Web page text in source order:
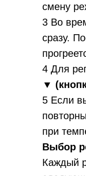
смену
3 Во
сразу.
4 Для
▼
5 Если
при
Выбор
Каждый